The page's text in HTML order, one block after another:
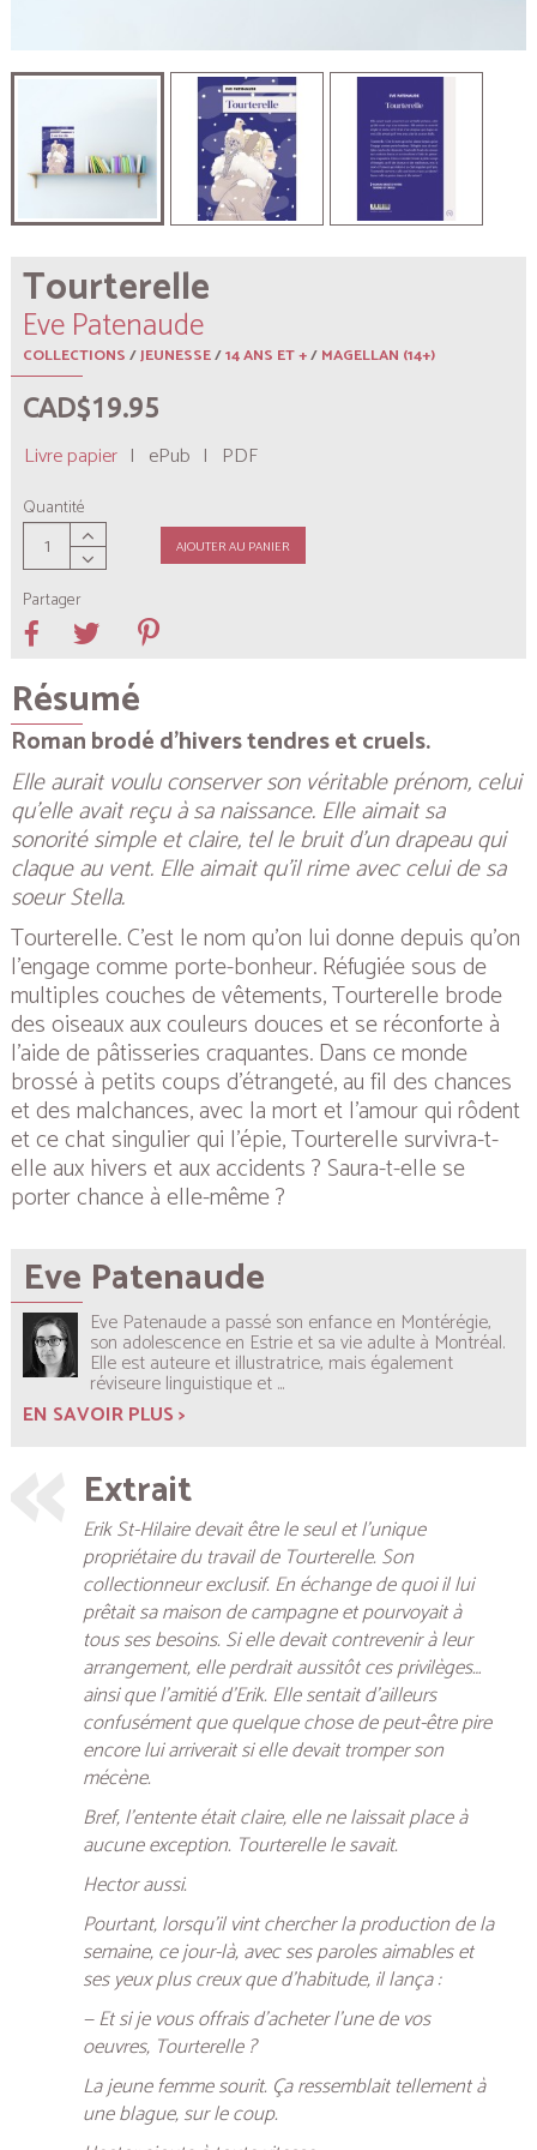
Tourterelle
Eve Patenaude
COLLECTIONS/JEUNESSE/14 ANS ET +/MAGELLAN (14+)
CAD$19.95
Livre papier | ePub | PDF
Quantité
AJOUTER AU PANIER
Partager
Résumé
Roman brodé d’hivers tendres et cruels.
Elle aurait voulu conserver son véritable prénom, celui
qu’elle avait reçu à sa naissance. Elle aimait sa
sonorité simple et claire, tel le bruit d’un drapeau qui
claque au vent. Elle aimait qu’il rime avec celui de sa
soeur Stella.
Tourterelle. C’est le nom qu’on lui donne depuis qu’on
l’engage comme porte-bonheur. Réfugiée sous de
multiples couches de vêtements, Tourterelle brode
des oiseaux aux couleurs douces et se réconforte à
l’aide de pâtisseries craquantes. Dans ce monde
brossé à petits coups d’étrangeté, au fil des chances
et des malchances, avec la mort et l’amour qui rôdent
et ce chat singulier qui l’épie, Tourterelle survivra-t-
elle aux hivers et aux accidents ? Saura-t-elle se
porter chance à elle-même ?
Eve Patenaude
Eve Patenaude a passé son enfance en Montérégie,
son adolescence en Estrie et sa vie adulte à Montréal.
Elle est auteure et illustratrice, mais également
réviseure linguistique et...
EN SAVOIR PLUS >
Extrait
Erik St-Hilaire devait être le seul et l’unique
propriétaire du travail de Tourterelle. Son
collectionneur exclusif. En échange de quoi il lui
prêtait sa maison de campagne et pourvoyait à
tous ses besoins. Si elle devait contrevenir à leur
arrangement, elle perdrait aussitôt ces privilèges…
ainsi que l’amitié d’Erik. Elle sentait d’ailleurs
confusément que quelque chose de peut-être pire
encore lui arriverait si elle devait tromper son
mécène.
Bref, l’entente était claire, elle ne laissait place à
aucune exception. Tourterelle le savait.
Hector aussi.
Pourtant, lorsqu’il vint chercher la production de la
semaine, ce jour-là, avec ses paroles aimables et
ses yeux plus creux que d’habitude, il lança :
— Et si je vous offrais d’acheter l’une de vos
oeuvres, Tourterelle ?
La jeune femme sourit. Ça ressemblait tellement à
une blague, sur le coup.